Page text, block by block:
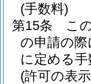
(手数料)
第15条
こ
の申請の際
に定める
(許可の表